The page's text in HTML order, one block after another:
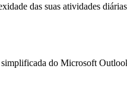
das suas atividades
do Microsoft